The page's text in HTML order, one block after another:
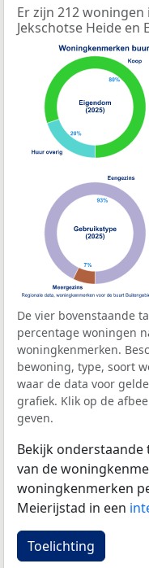
Er zijn 212
Jekschotse Heide en
De vier bovenstaande
percentage woningen
woningkenmerken.
bewoning, type, soort
waar de data voor
grafiek. Klik op de
geven.
Bekijk
van de
woningkenmerken
Meierijstad in een
Toelichting